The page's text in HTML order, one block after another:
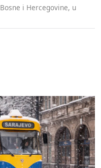
i Hercegovine, u